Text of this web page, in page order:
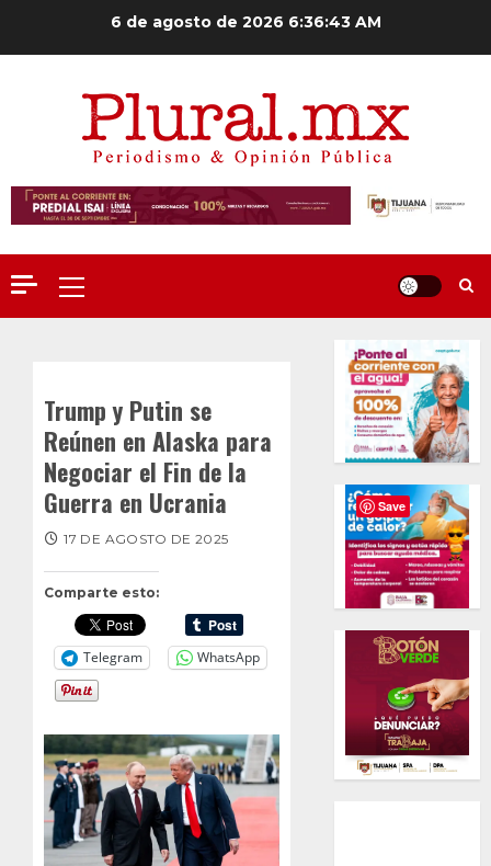
6 de agosto de 2026 6:36:44 AM
Menú
principal
Trump y Putin se
Reúnen en Alaska para
Negociar el Fin de la
Guerra en Ucrania
Comparte esto:
Telegram WhatsApp
17 DE AGOSTO DE 2025
Save